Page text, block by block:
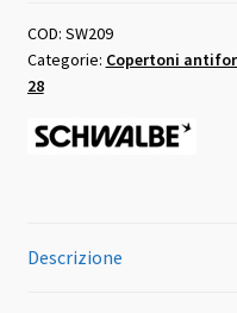
Plus
700X35
nero
quantità
COD: SW209
Categorie: Copertoni
28
Descrizione